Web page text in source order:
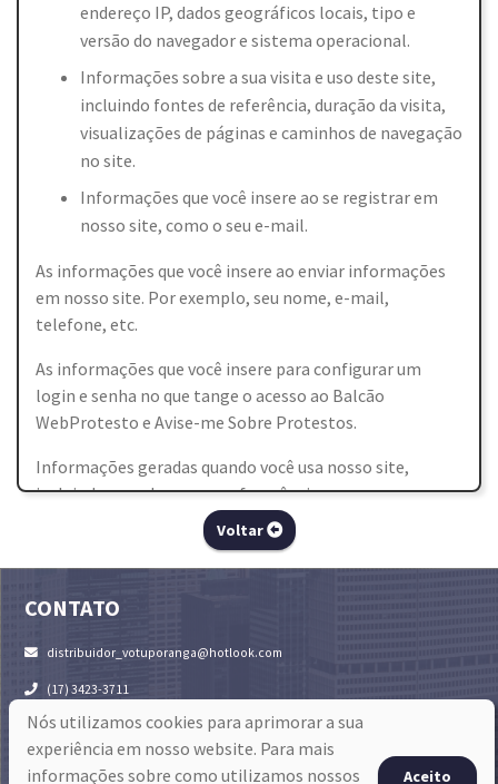
Nós utilizamos cookies para aprimorar a sua
experiência em nosso website. Para mais
informações sobre como utilizamos nossos
Aceito
endereço IP, dados geográficos locais, tipo e
versão do navegador e sistema operacional.
Informações sobre a sua visita e uso deste site,
incluindo fontes de referência, duração da visita,
visualizações de páginas e caminhos de navegação
no site.
Informações que você insere ao se registrar em
nosso site, como o seu e-mail.
As informações que você insere ao enviar informações
em nosso site. Por exemplo, seu nome, e-mail,
telefone, etc.
As informações que você insere para configurar um
login e senha no que tange o acesso ao Balcão
WebProtesto e Avise-me Sobre Protestos.
Informações geradas quando você usa nosso site,
incluindo quando, com que frequência o usa e em que
Informações sobre os documentos enviados por você,
documentos assinados digitalmente.
Qualquer outra informação pessoal que você nos enviar.
Uso de informações pessoais
As informações pessoais enviadas para nós através do
nosso site serão utilizadas para os fins especificados
Voltar
CONTATO
distribuidor_votuporanga@hotlook.com
(17) 3423-3711
RUA AMAZONAS, Nº 3271 - sala 05 - CENTRO
VOTUPORANGA-SP, CEP: 15500-004